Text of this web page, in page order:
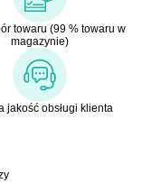
towaru (99 % towaru w
magazynie)
jakość obsługi klienta